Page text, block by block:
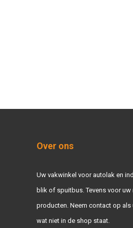
Over ons
Uw vakwinkel voor autolak en
blik of spuitbus. Tevens voor uw
producten. Neem contact op als
wat niet in de shop staat.